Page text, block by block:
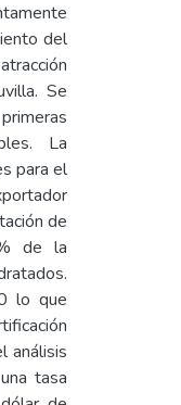
del
Se
La
para el
de
de la
lo que
análisis
tasa